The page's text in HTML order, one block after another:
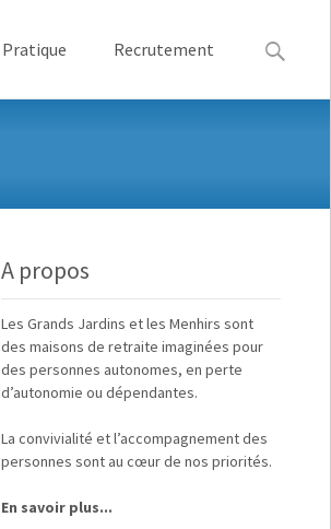
Pratique Recrutement
A propos
Les Grands Jardins etles Menhirs sont
des maisons de retraite imaginées pour
des personnes autonomes, en perte
d’autonomie ou dépendantes.
La convivialité etl’accompagnement des
personnes sont au cœur de nos priorités.
En savoir plus...